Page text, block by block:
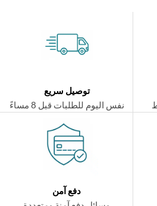
توصيل سريع
نفس اليوم للطلبات قبل 8 مساءً
دفع آمن